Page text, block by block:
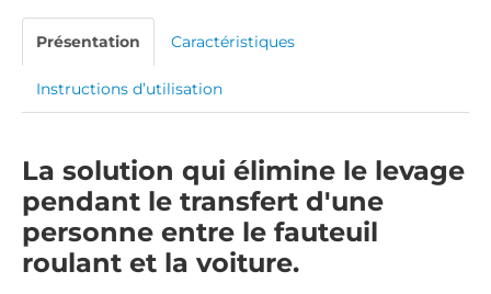
Présentation Caractéristiques
Instructions d’utilisation
La solution qui élimine le levage
pendant le transfert d'une
personne entre le fauteuil
roulant et la voiture.